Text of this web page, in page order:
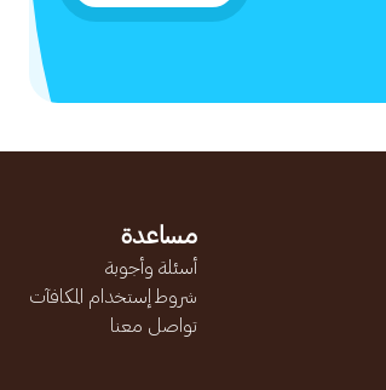
مساعدة
أسئلة وأجوبة
شروط إستخدام المكافآت
تواصل معنا